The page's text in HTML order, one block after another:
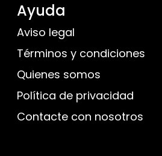
Ayuda
Aviso legal
Términos y condiciones
Quienes somos
Política de privacidad
Contacte con nosotros